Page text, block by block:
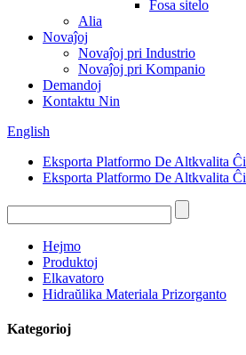
Fosa sitelo
Alia
Novaĵoj
Novaĵoj pri Industrio
Novaĵoj pri Kompanio
Demandoj
Kontaktu Nin
English
Eksporta Platformo De Altkvalita
Eksporta Platformo De Altkvalita
Hejmo
Produktoj
Elkavatoro
Hidraŭlika Materiala Prizorganto
Kategorioj